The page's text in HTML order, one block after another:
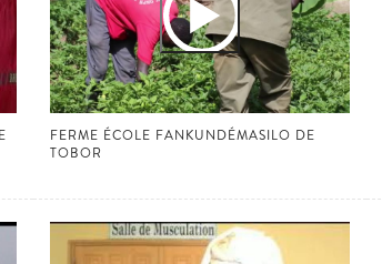
FERME ÉCOLE FANKUNDÉMASILO DE
TOBOR